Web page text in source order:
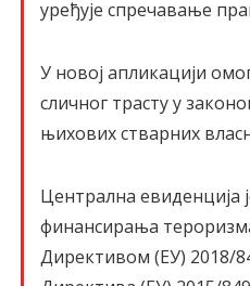
уређује спречавање
У новој апликацији
сличног трасту у
њихових стварних
Централна евиденција
финансирања тероризма
Директивом (ЕУ) 2018/